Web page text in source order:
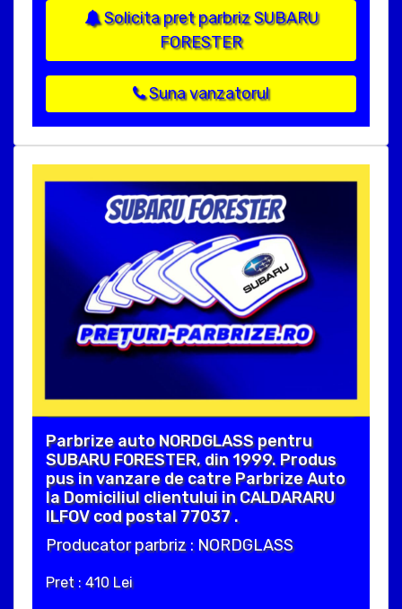
Solicita pret parbriz SUBARU
FORESTER
Suna vanzatorul
Parbrize auto NORDGLASS pentru
SUBARU FORESTER, din 1999. Produs
pus in vanzare de catre Parbrize Auto
la Domiciliul clientului in CALDARARU
ILFOV cod postal 77037 .
Producator parbriz : NORDGLASS
Pret : 410 Lei